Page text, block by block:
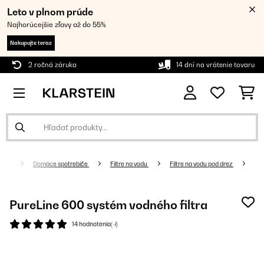
Leto v plnom prúde
Najhorúcejšie zľavy až do 55%
Nakupujte teraz
2 ročná záruka 14 dní na vrátenie tovaru
Domáce spotrebiče Filtre na vodu Filtre na vodu pod drez
PureLine 600 systém vodného filtra
14 hodnotenia(-í)